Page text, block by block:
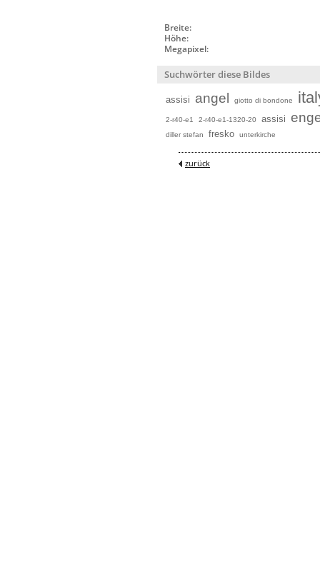
Breite:
Höhe:
Megapixel:
Suchwörter diese Bildes
assisi angel giotto di bondone
2-r40-e1 2-r40-e1-1320-20 assisi
diller stefan fresko unterkirche
zurück